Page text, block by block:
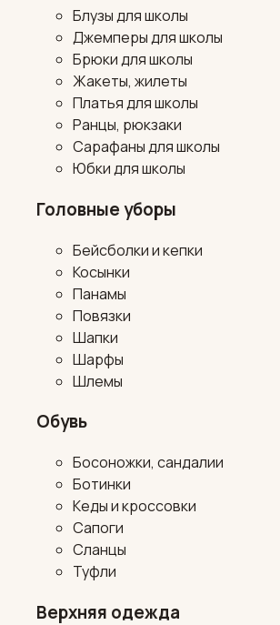
Блузы для школы
Джемперы для школы
Брюки для школы
Жакеты, жилеты
Платья для школы
Ранцы, рюкзаки
Сарафаны для школы
Юбки для школы
Головные уборы
Бейсболки и кепки
Косынки
Панамы
Повязки
Шапки
Шарфы
Шлемы
Обувь
Босоножки, сандалии
Ботинки
Кеды и кроссовки
Сапоги
Сланцы
Туфли
Верхняя одежда